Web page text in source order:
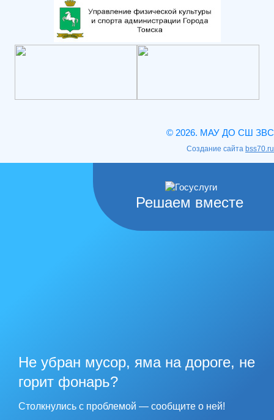
© 2026. МАУ ДО СШ ЗВС
Создание сайта bss70.ru
Решаем вместе
Не убран мусор, яма на дороге, не
горит фонарь?
Столкнулись с проблемой — сообщите о ней!